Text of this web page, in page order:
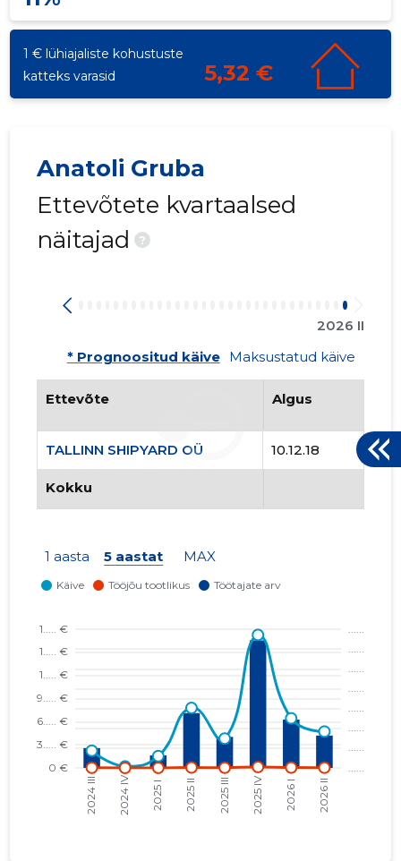
TALLINN
1 € lühiajaliste kohustuste
katteks varasid
5,32 €
Anatoli Gruba
Ettevõtete kvartaalsed
näitajad
?
2026 II
* Prognoositud käive Maksustatud käive
Ettevõte Algus
TALLINN SHIPYARD OÜ 10.12.18
Kokku
1 aasta 5 aastat MAX